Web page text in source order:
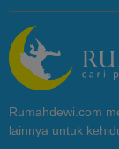
Rumahdewi.com
lainnya untuk